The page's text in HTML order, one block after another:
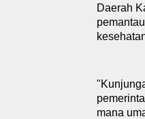
Daerah
mana